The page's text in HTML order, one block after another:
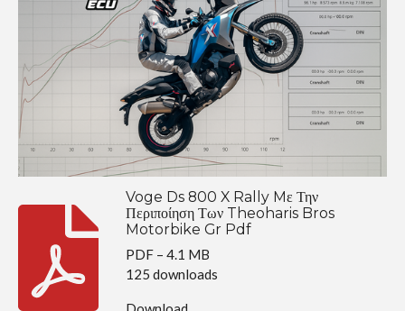
Voge Ds 800 X Rally Mε Την
Περιποίηση Των Theoharis Bros
Motorbike Gr Pdf
PDF – 4.1 MB
125 downloads